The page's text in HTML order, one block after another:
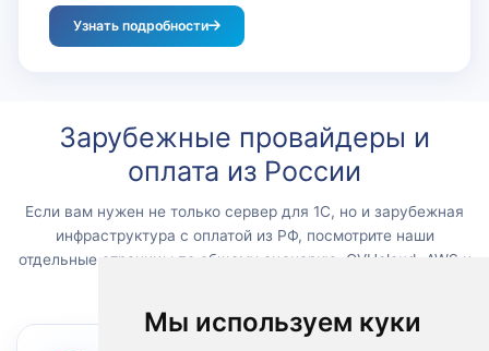
Мы используем куки
Узнать подробности
Зарубежные провайдеры и
оплата из России
Если вам нужен не только сервер для 1С, но и зарубежная
инфраструктура с оплатой из РФ, посмотрите наши
отдельные страницы по общему сценарию, OVHcloud, AWS и